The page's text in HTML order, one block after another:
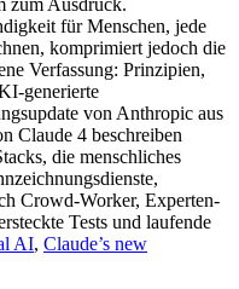
für Menschen, jede
komprimiert jedoch die
Verfassung: Prinzipien,
generierte
von Anthropic aus
Claude 4 beschreiben
die menschliches
Crowd-Worker, Experten-
Tests und laufende
AI, Claude’s new